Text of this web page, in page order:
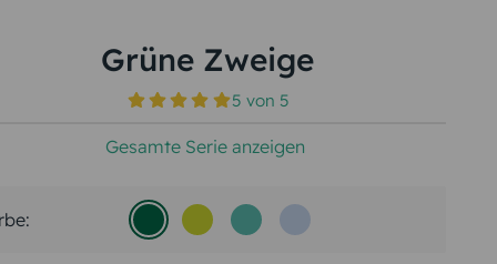
Grüne Zweige
5 von5
Gesamte Serie anzeigen